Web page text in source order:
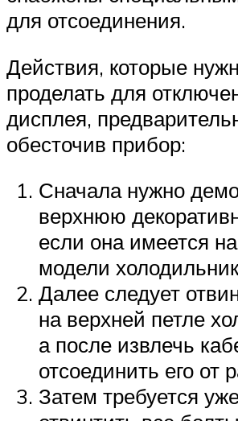
для отсоединения.
Действия, которые
проделать для
дисплея,
обесточив прибор:
Сначала нужно
верхнюю
если она имеется
модели
Далее следует
на верхней петле
а после извлечь
отсоединить его от
Затем требуется